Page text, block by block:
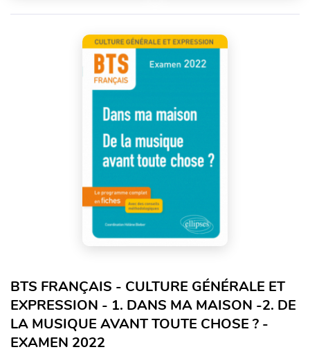
BTS FRANÇAIS - CULTURE GÉNÉRALE ET
EXPRESSION - 1. DANS MA MAISON -2. DE
LA MUSIQUE AVANT TOUTE CHOSE ? -
EXAMEN 2022